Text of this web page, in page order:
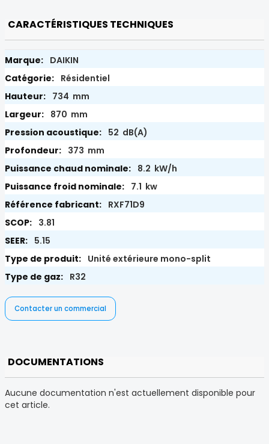
CARACTÉRISTIQUES TECHNIQUES
DAIKIN
Résidentiel
734 mm
870 mm
52 dB(A)
373 mm
8.2 kW/h
7.1 kw
RXF71D9
3.81
5.15
Unité extérieure mono-split
R32
Contacter un commercial
DOCUMENTATIONS
Aucune documentation n'est actuellement disponible pour
cet article.